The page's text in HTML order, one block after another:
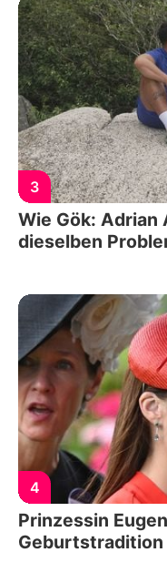
3
Wie Gök: Adrian
dieselben
4
Prinzessin
Geburtstradition